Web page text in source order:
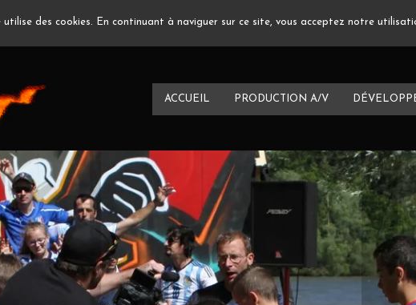
utilise des cookies. En continuant à naviguer sur ce site, vous acceptez notre
ACCUEIL PRODUCTION A/V